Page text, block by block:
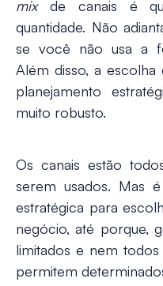
mix de canais é
quantidade. Não
se você não usa a
Além disso, a escolha
planejamento
muito robusto.
Os canais estão
serem usados. Mas
estratégica para
negócio, até porque,
limitados e nem
permitem